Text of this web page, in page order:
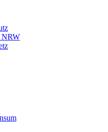
NRW